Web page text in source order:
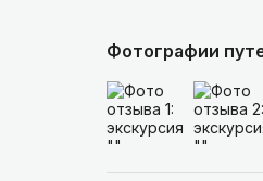
Фотографии